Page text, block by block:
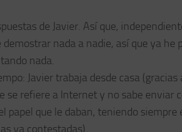
de Javier. Así que,
nada a nadie, así que ya he
nada.
Javier trabaja desde casa
se refiere a Internet y no sabe enviar
papel que le daban, teniendo siempre
ya contestadas).